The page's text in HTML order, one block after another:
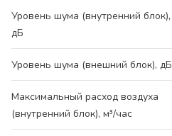
Уровень шума (внутренний блок),
дБ
Уровень шума (внешний блок), дБ
Максимальный расход воздуха
(внутренний блок), м³/час